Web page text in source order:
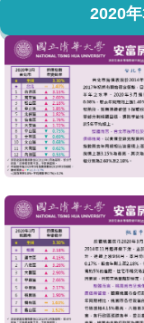
2020